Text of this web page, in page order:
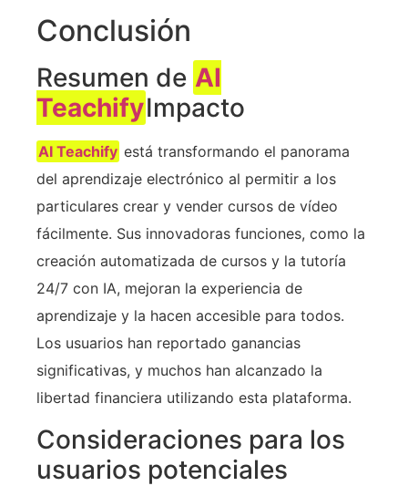
Conclusión
Resumen de AI
TeachifyImpacto
AI Teachify está transformando el panorama
del aprendizaje electrónico al permitir a los
particulares crear y vender cursos de vídeo
fácilmente. Sus innovadoras funciones, como la
creación automatizada de cursos y la tutoría
24/7 con IA, mejoran la experiencia de
aprendizaje y la hacen accesible para todos.
Los usuarios han reportado ganancias
significativas, y muchos han alcanzado la
libertad financiera utilizando esta plataforma.
Consideraciones para los
usuarios potenciales